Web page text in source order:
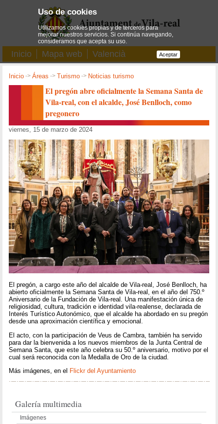
Inicio Mapa web Valencià
Inicio ->Áreas ->Turismo -> Noticias turismo
El pregón abre oficialmente la Semana Santa de
Vila-real, con el alcalde, José Benlloch, como
pregonero
viernes, 15 de marzo de 2024
El pregón, a cargo este año del alcalde de Vila-real, José Benlloch, ha
abierto oficialmente la Semana Santa de Vila-real, en el año del 750.º
Aniversario de la Fundación de Vila-real. Una manifestación única de
religiosidad, cultura, tradición e identidad vila-realense, declarada de
Interés Turístico Autonómico, que el alcalde ha abordado en su pregón
desde una aproximación científica y emocional.
El acto, con la participación de Veus de Cambra, también ha servido
para dar la bienvenida a los nuevos miembros de la Junta Central de
Semana Santa, que este año celebra su 50.º aniversario, motivo por el
cual será reconocida con la Medalla de Oro de la ciudad.
Más imágenes, en el Flickr del Ayuntamiento
Galería multimedia
Imágenes
Uso de cookies
Utilizamos cookies propias y de terceros para
mejorar nuestros servicios. Si continúa navegando,
consideramos que acepta su uso.
Aceptar